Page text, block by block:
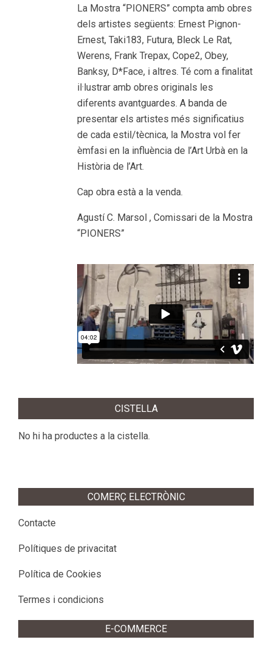
La Mostra “PIONERS” compta amb obres
dels artistes següents: Ernest Pignon-
Ernest, Taki183, Futura, Bleck Le Rat,
Werens, Frank Trepax, Cope2, Obey,
Banksy, D*Face, i altres. Té com a finalitat
il·lustrar amb obres originals les
diferents avantguardes. A banda de
presentar els artistes més significatius
de cada estil/tècnica, la Mostra vol fer
èmfasi en la influència de l’Art Urbà en la
Història de l’Art.
Cap obra està a la venda.
Agustí C. Marsol , Comissari de la Mostra
“PIONERS”
CISTELLA
No hi ha productes a la cistella.
COMERÇ ELECTRÒNIC
Contacte
Polítiques de privacitat
Política de Cookies
Termes i condicions
E-COMMERCE